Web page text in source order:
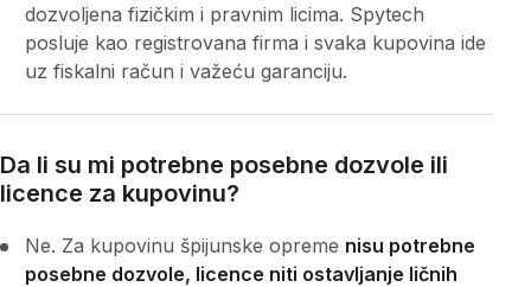
dozvoljena fizičkim i pravnim licima. Spytech
posluje kao registrovana firma i svaka kupovina ide
uz fiskalni račun i važeću garanciju.
Da li su mi potrebne posebne dozvole ili
licence za kupovinu?
Ne. Za kupovinu špijunske opreme nisu potrebne
posebne dozvole, licence niti ostavljanje ličnih